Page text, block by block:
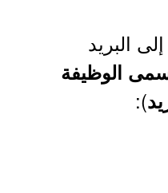
البريد
الوظيفة
):